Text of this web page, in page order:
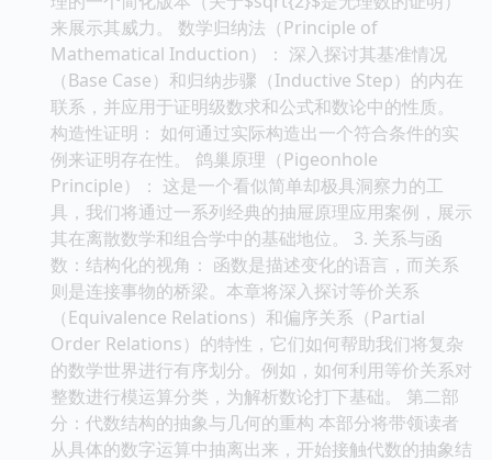
来展示其威力。 数学归纳法（Principle of
Mathematical Induction）： 深入探讨其基准情况
（Base Case）和归纳步骤（Inductive Step）的内在
联系，并应用于证明级数求和公式和数论中的性质。
构造性证明： 如何通过实际构造出一个符合条件的实
例来证明存在性。 鸽巢原理（Pigeonhole
Principle）： 这是一个看似简单却极具洞察力的工
具，我们将通过一系列经典的抽屉原理应用案例，展示
其在离散数学和组合学中的基础地位。 3. 关系与函
数：结构化的视角： 函数是描述变化的语言，而关系
则是连接事物的桥梁。本章将深入探讨等价关系
（Equivalence Relations）和偏序关系（Partial
Order Relations）的特性，它们如何帮助我们将复杂
的数学世界进行有序划分。例如，如何利用等价关系对
整数进行模运算分类，为解析数论打下基础。 第二部
分：代数结构的抽象与几何的重构 本部分将带领读者
从具体的数字运算中抽离出来，开始接触代数的抽象结